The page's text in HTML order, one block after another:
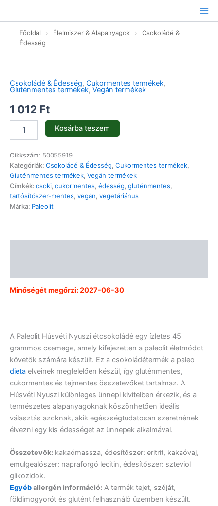
tartalomhoz
Főoldal › Élelmiszer & Alapanyagok ›
Csokoládé &
Édesség
Csokoládé & Édesség, Cukormentes termékek,
Gluténmentes termékek, Vegán termékek
1 012 Ft
-
mennyiség
Kosárba teszem
Cikkszám: 50055919
Kategóriák: Csokoládé & Édesség, Cukormentes termékek,
Gluténmentes termékek, Vegán termékek
Címkék: csoki, cukormentes, édesség, gluténmentes,
tartósítószer-mentes, vegán, vegetáriánus
Márka: Paleolit
Minőségét megőrzi: 2027-06-30
A Paleolit Húsvéti Nyuszi étcsokoládé egy ízletes 45
grammos csemege, amely kifejezetten a paleolit életmódot
követők számára készült. Ez a csokoládétermék a paleo
diéta elveinek megfelelően készül, így gluténmentes,
cukormentes és tejmentes összetevőket tartalmaz. A
Húsvéti Nyuszi különleges ünnepi kivitelben érkezik, és a
természetes alapanyagoknak köszönhetően ideális
választás azoknak, akik egészségtudatosan szeretnének
élvezni egy kis édességet az ünnepek alkalmával.
Összetevők: kakaómassza, édesítőszer: eritrit, kakaóvaj,
emulgeálószer: napraforgó lecitin, édesítőszer: szteviol
glikozidok.
Egyéballergén információ: A termék tejet, szóját,
földimogyorót és glutént felhasználó üzemben készült.